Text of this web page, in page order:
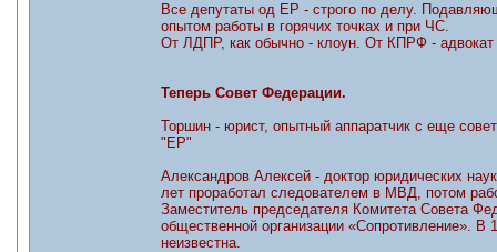
Все депутаты од ЕР - строго по делу.
опытом работы в горячих точках и при ЧС.
От ЛДПР, как обычно - клоун. От КПРФ -
Теперь Совет Федерации.
Торшин - юрист, опытный аппаратчик с еще
"ЕР"
Александров Алексей - доктор юридических
лет проработал следователем в МВД, потом
Заместитель председателя Комитета Совета
общественной организации «Сопротивление».
неизвестна.